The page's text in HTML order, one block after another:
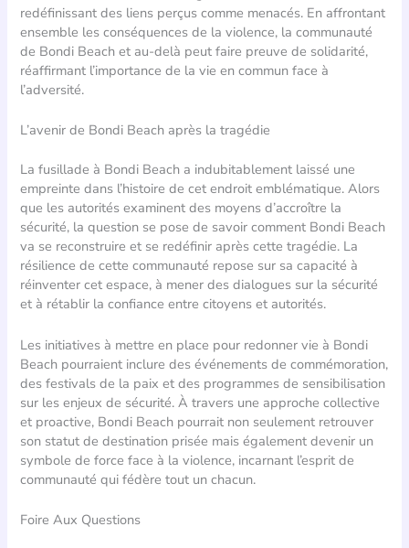
redéfinissant des liens perçus comme menacés. En affrontant
ensemble les conséquences de la violence, la communauté
de Bondi Beach et au-delà peut faire preuve de solidarité,
réaffirmant l’importance de la vie en commun face à
l’adversité.
L’avenir de Bondi Beach après la tragédie
La fusillade à Bondi Beach a indubitablement laissé une
empreinte dans l’histoire de cet endroit emblématique. Alors
que les autorités examinent des moyens d’accroître la
sécurité, la question se pose de savoir comment Bondi Beach
va se reconstruire et se redéfinir après cette tragédie. La
résilience de cette communauté repose sur sa capacité à
réinventer cet espace, à mener des dialogues sur la sécurité
et à rétablir la confiance entre citoyens et autorités.
Les initiatives à mettre en place pour redonner vie à Bondi
Beach pourraient inclure des événements de commémoration,
des festivals de la paix et des programmes de sensibilisation
sur les enjeux de sécurité. À travers une approche collective
et proactive, Bondi Beach pourrait non seulement retrouver
son statut de destination prisée mais également devenir un
symbole de force face à la violence, incarnant l’esprit de
communauté qui fédère tout un chacun.
Foire Aux Questions